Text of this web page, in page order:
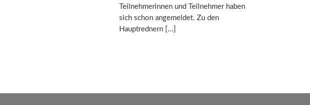
Teilnehmerinnen und Teilnehmer haben
sich schon angemeldet. Zu den
Hauptrednern